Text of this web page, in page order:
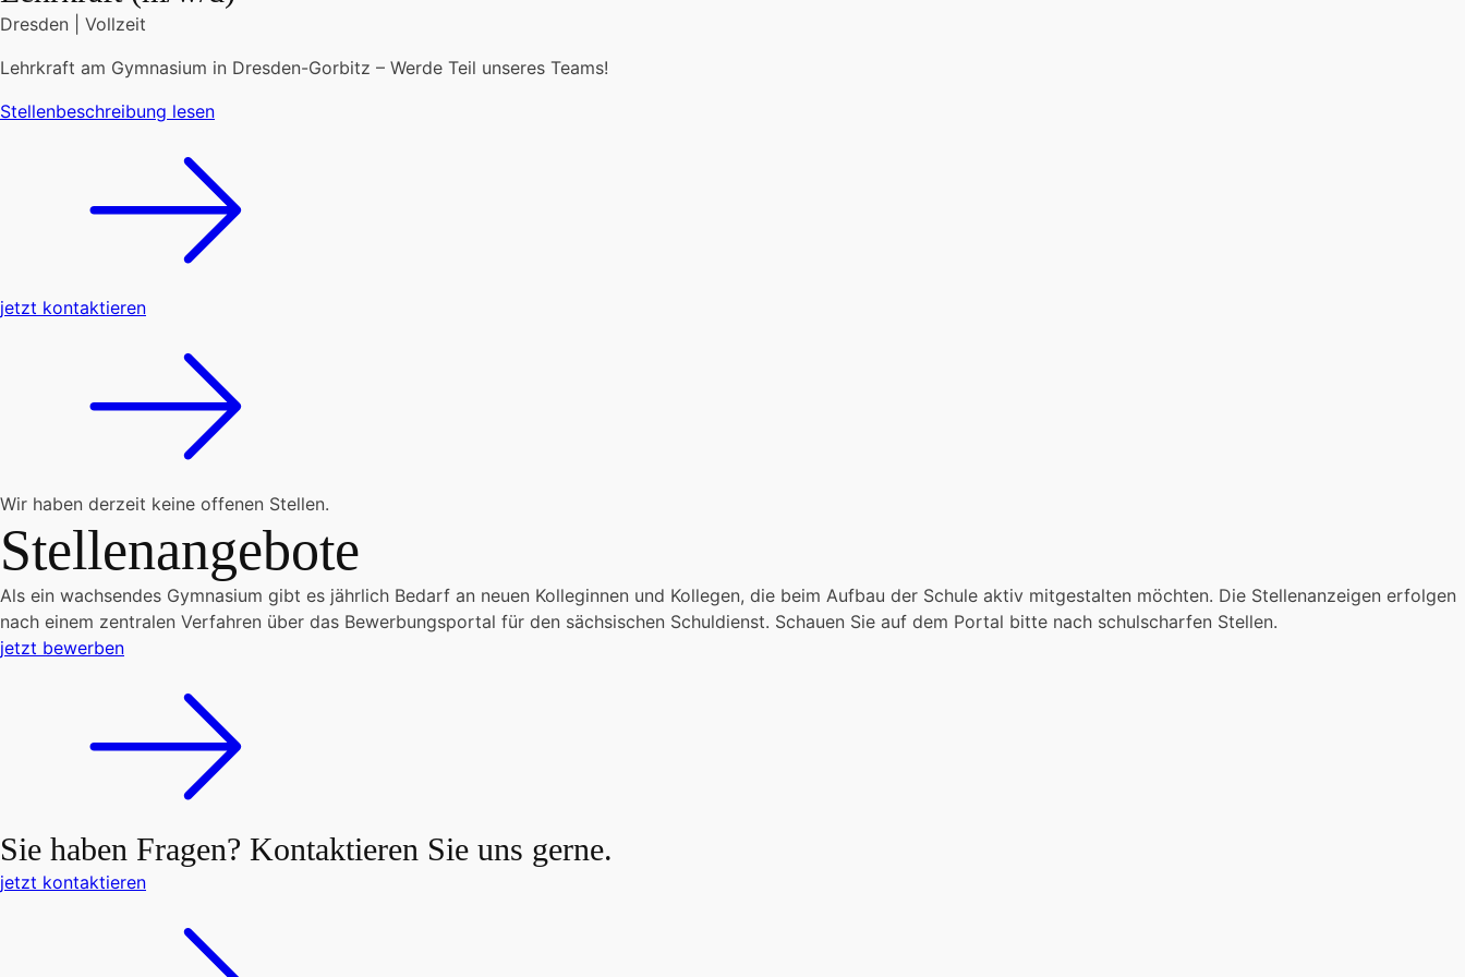
Dresden
Vollzeit
Lehrkraft am Gymnasium in Dresden-Gorbitz – Werde Teil unseres Teams!
Stellenbeschreibung lesen
jetzt kontaktieren
Wir haben derzeit keine offenen Stellen.
Stellenangebote
Als ein wachsendes Gymnasium gibt es jährlich Bedarf an neuen Kolleginnen und Kollegen, die beim Aufbau der Schule aktiv mitgestalten möchten. Die Stellenanzeigen erfolgen
nach einem zentralen Verfahren über das Bewerbungsportal für den sächsischen Schuldienst. Schauen Sie auf dem Portal bitte nach schulscharfen Stellen.
jetzt bewerben
Sie haben Fragen? Kontaktieren Sie uns gerne.
jetzt kontaktieren